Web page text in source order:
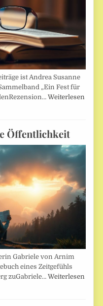
ist Andrea Susanne
„Ein Fest für
Weiterlesen
Öffentlichkeit
Gabriele von Arnim
eines Zeitgefühls
zuGabriele…Weiterlesen